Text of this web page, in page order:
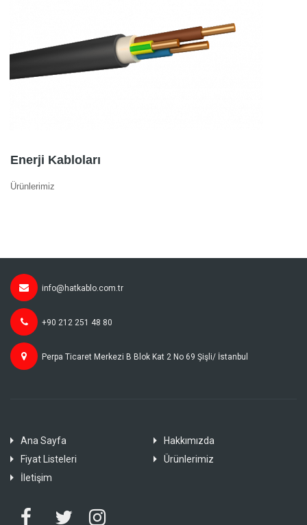
Enerji Kabloları
Ürünlerimiz
info@hatkablo.com.tr
+90 212 251 48 80
Perpa Ticaret Merkezi B Blok Kat 2 No 69 Şişli/ İstanbul
Ana Sayfa
Hakkımızda
Fiyat Listeleri
Ürünlerimiz
İletişim